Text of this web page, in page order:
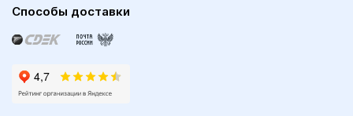
Способы доставки